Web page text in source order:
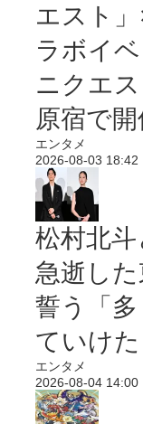
エスト
ラボイ
ニクエ
原宿で開
エンタメ
2026-08-03 18:42
松村北斗
急逝し
誓う「
ていけた
エンタメ
2026-08-04 14:00